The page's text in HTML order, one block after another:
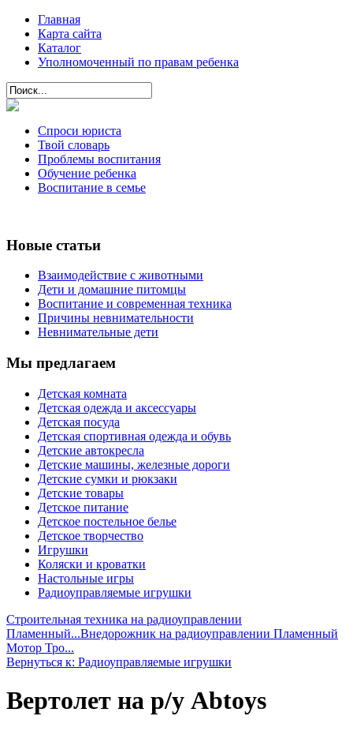
Главная
Карта сайта
Каталог
Уполномоченный по правам ребенка
Спроси юриста
Твой словарь
Проблемы воспитания
Обучение ребенка
Воспитание в семье
Новые статьи
Взаимодействие с животными
Дети и домашние питомцы
Воспитание и современная техника
Причины невнимательности
Невнимательные дети
Мы предлагаем
Детская комната
Детская одежда и аксессуары
Детская посуда
Детская спортивная одежда и обувь
Детские автокресла
Детские машины, железные дороги
Детские сумки и рюкзаки
Детские товары
Детское питание
Детское постельное белье
Детское творчество
Игрушки
Коляски и кроватки
Настольные игры
Радиоуправляемые игрушки
Строительная техника на радиоуправлении
Пламенный...Внедорожник на радиоуправлении Пламенный
Мотор Тро...
Вернуться к: Радиоуправляемые игрушки
Вертолет на р/у Abtoys